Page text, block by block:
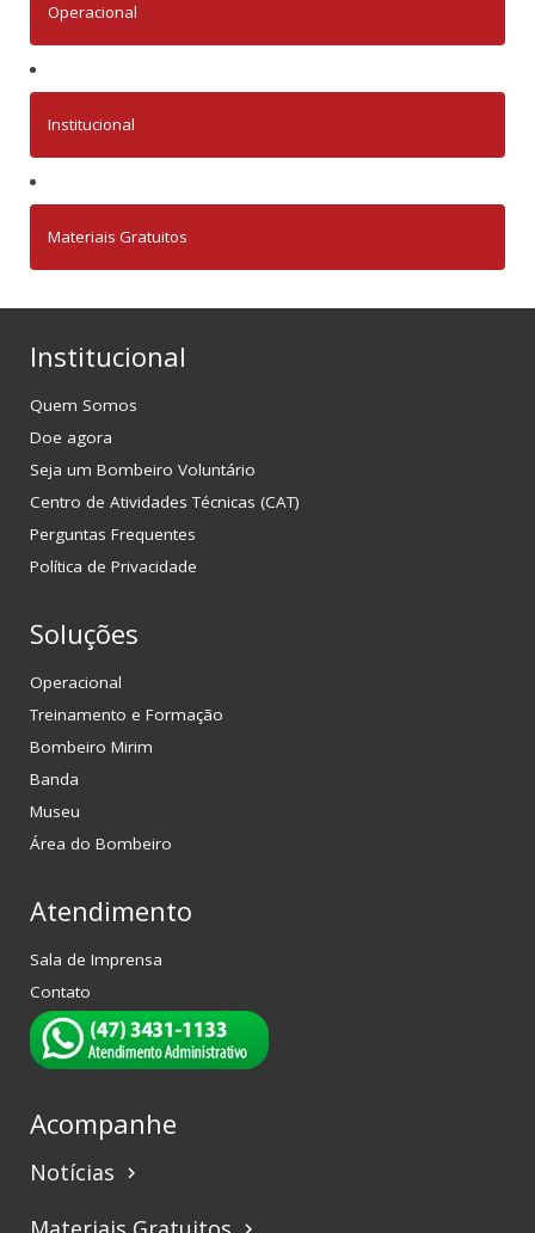
Operacional
Institucional
Materiais Gratuitos
Institucional
Quem Somos
Doe agora
Seja um Bombeiro Voluntário
Centro de Atividades Técnicas (CAT)
Perguntas Frequentes
Política de Privacidade
Soluções
Operacional
Treinamento e Formação
Bombeiro Mirim
Banda
Museu
Área do Bombeiro
Atendimento
Sala de Imprensa
Contato
Acompanhe
Notícias keyboard_arrow_right